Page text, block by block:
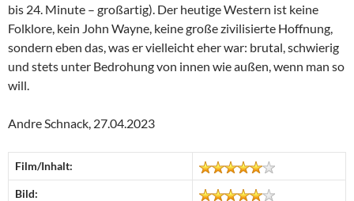
bis 24. Minute – großartig). Der heutige Western ist keine
Folklore, kein John Wayne, keine große zivilisierte Hoffnung,
sondern eben das, was er vielleicht eher war: brutal, schwierig
und stets unter Bedrohung von innen wie außen, wenn man so
will.
Andre Schnack, 27.04.2023
Film/Inhalt:
Bild: